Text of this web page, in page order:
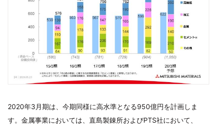
2020年3月期は、今期同様に高水準となる950億円を計画しま
す。金属事業においては、直島製錬所およびPTS社において、